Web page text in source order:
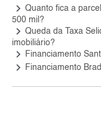
keyboard_arrow_right Quanto fica a
500 mil?
keyboard_arrow_right Queda da Taxa
imobiliário?
keyboard_arrow_right Financiamento
keyboard_arrow_right Financiamento